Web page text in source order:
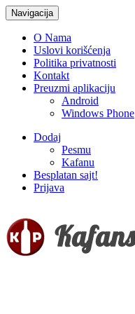
Navigacija
O Nama
Uslovi korišćenja
Politika privatnosti
Kontakt
Preuzmi aplikaciju
Android
Windows Phone
Dodaj
Pesmu
Kafanu
Besplatan sajt!
Prijava